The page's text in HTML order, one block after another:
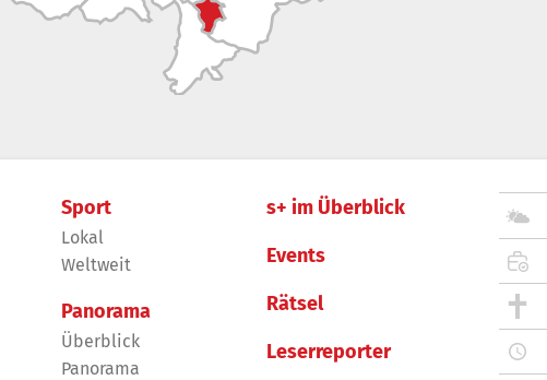
Sport
Lokal
Weltweit
Panorama
Überblick
Panorama
s+ im Überblick
Events
Rätsel
Leserreporter